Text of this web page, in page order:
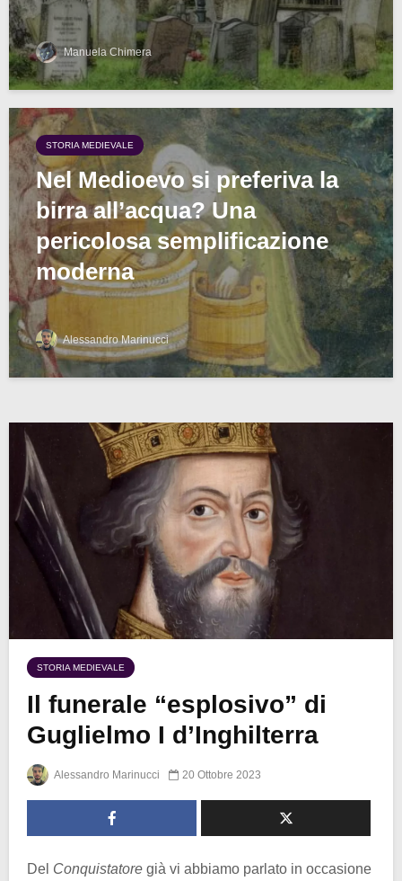
Manuela Chimera
STORIA MEDIEVALE
Nel Medioevo si preferiva la
birra all’acqua? Una
pericolosa semplificazione
moderna
Alessandro Marinucci
STORIA MEDIEVALE
Il funerale “esplosivo” di
Guglielmo I d’Inghilterra
Alessandro Marinucci 20 Ottobre 2023
Del Conquistatore già vi abbiamo parlato in occasione